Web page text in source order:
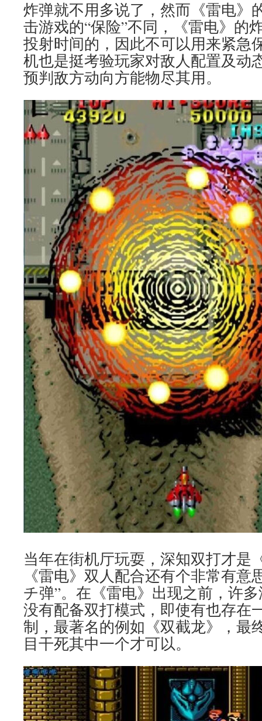
炸弹就不用多说了，然而《雷电》
击游戏的“保险”不同，《雷电》的
投射时间的，因此不可以用来紧急
机也是挺考验玩家对敌人配置及动
预判敌方动向方能物尽其用。
当年在街机厅玩耍，深知双打才是
《雷电》双人配合还有个非常有意
チ弹”。在《雷电》出现之前，许
没有配备双打模式，即使有也存在
制，最著名的例如《双截龙》，最
目干死其中一个才可以。